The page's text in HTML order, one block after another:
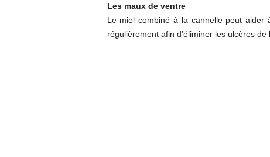
Les maux de ventre
Le miel combiné à la cannelle peut aider
régulièrement afin d’éliminer les ulcères de